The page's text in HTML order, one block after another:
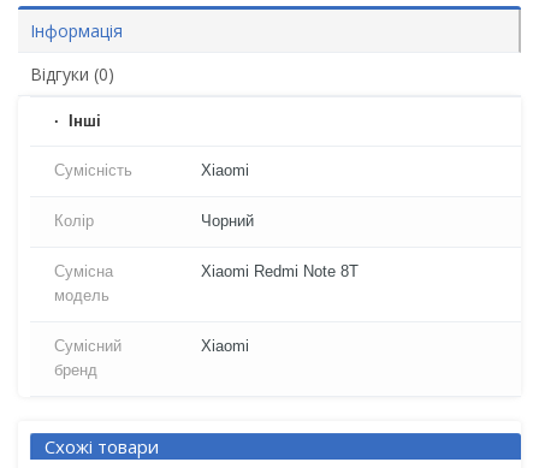
Інформація
Відгуки (0)
Iнші
Сумісність Xiaomi
Колір Чорний
Сумісна
модель
Xiaomi Redmi Note 8T
Сумісний
бренд
Xiaomi
Схожі товари